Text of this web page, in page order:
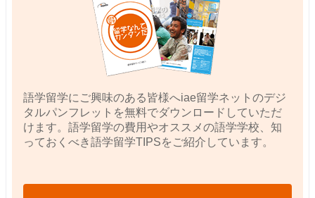
語学留学にご興味のある皆様へiae留学ネットのデジ
タルパンフレットを無料でダウンロードしていただ
けます。語学留学の費用やオススメの語学学校、知
っておくべき語学留学TIPSをご紹介しています。